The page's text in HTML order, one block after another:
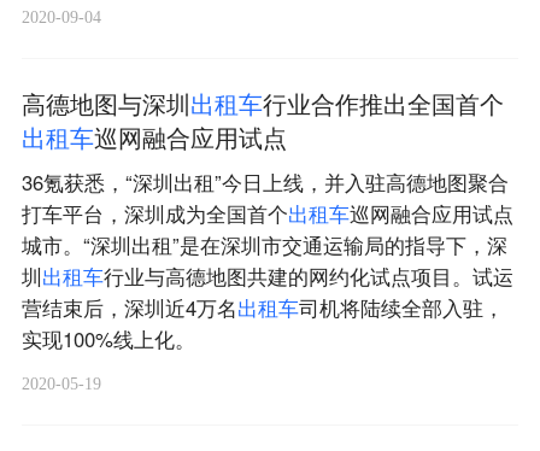
2020-09-04
高德地图与深圳出租车行业合作推出全国首个
出租车巡网融合应用试点
36氪获悉，“深圳出租”今日上线，并入驻高德地图聚合
打车平台，深圳成为全国首个出租车巡网融合应用试点
城市。“深圳出租”是在深圳市交通运输局的指导下，深
圳出租车行业与高德地图共建的网约化试点项目。试运
营结束后，深圳近4万名出租车司机将陆续全部入驻，
实现100%线上化。
2020-05-19